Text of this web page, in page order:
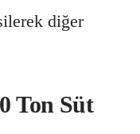
diğer
Ton Süt